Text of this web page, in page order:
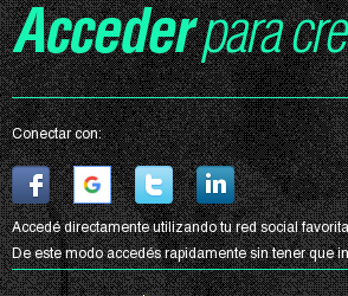
Accederpara
Conectar con:
Accedé directamente utilizando tu red social
De este modo accedés rapidamente sin tener que